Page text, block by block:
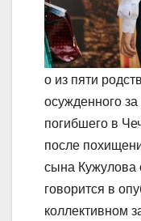
о из пяти
осужденного
погибшего в
после
сына Кужулова
говорится в
коллективном